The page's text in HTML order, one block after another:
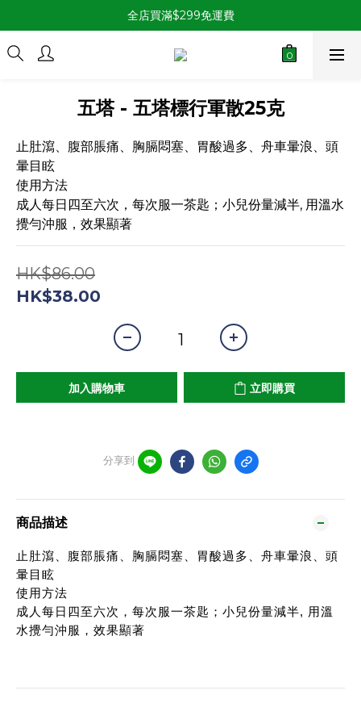
全店買滿$299免運費
五塔 - 五塔標行軍散25克
止肚瀉、腹部脹痛、胸膈悶塞、胃酸過多、舟車暈浪、頭
暈目眩
使用方法
成人每日四至六次，每次服一茶匙；小兒份量減半, 用溫水
攪勻沖服，效果顯著
HK$86.00
HK$38.00
加入購物車 立即購買
分享到
商品描述
止肚瀉、腹部脹痛、胸膈悶塞、胃酸過多、舟車暈浪、頭
暈目眩
使用方法
成人每日四至六次，每次服一茶匙；小兒份量減半, 用溫
水攪勻沖服，效果顯著